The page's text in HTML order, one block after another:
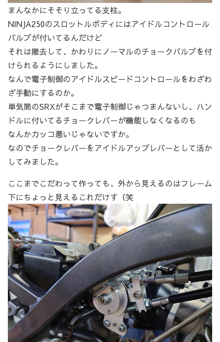
まんなかにそそり立ってる支柱。
NINJA250のスロットルボディにはアイドルコントロール
バルブが付いてるんだけど
それは撤去して、かわりにノーマルのチョークバルブを付
けられるようにしました。
なんで電子制御のアイドルスピードコントロールをわざわ
ざ手動にするのか。
単気筒のSRXがそこまで電子制御じゃつまんないし、ハン
ドルに付いてるチョークレバーが機能しなくなるのも
なんかカッコ悪いじゃないですか。
なのでチョークレバーをアイドルアップレバーとして活か
してみました。
ここまでこだわって作っても、外から見えるのはフレーム
下にちょっと見えるこれだけす（笑